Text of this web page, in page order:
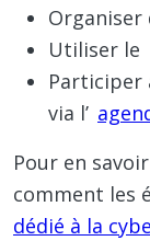
Organiser
Utiliser le
Participer
via l’
Pour en
comment les
dédié à la